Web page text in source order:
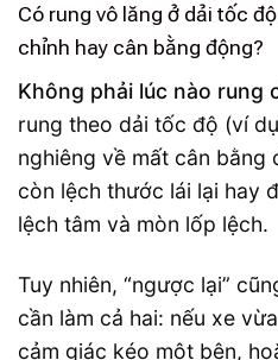
Có rung vô lăng ở dải tốc
chỉnh hay cân bằng động?
Không phải lúc nào rung
rung theo dải tốc độ (ví
nghiêng về mất cân bằng
còn lệch thước lái lại hay
lệch tâm và mòn lốp lệch.
Tuy nhiên, “ngược lại”
cần làm cả hai: nếu xe vừa
cảm giác kéo một bên,